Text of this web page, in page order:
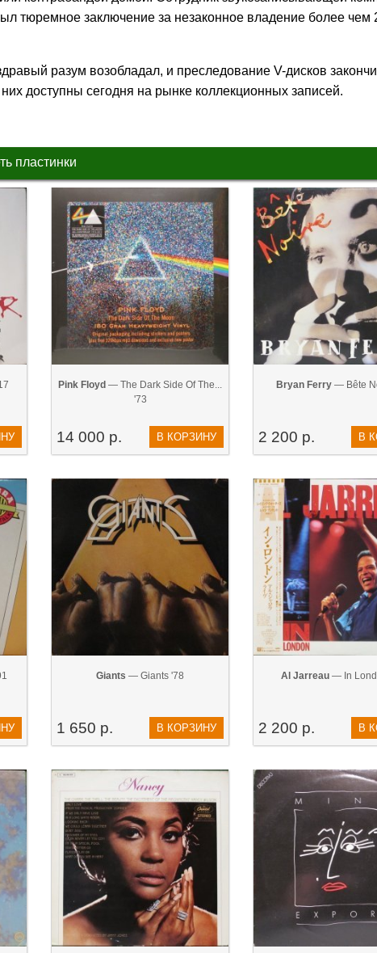
тюремное заключение за незаконное владение более чем
разум возобладал, и преследование V-дисков
них доступны сегодня на рынке коллекционных записей.
пластинки
Pink Floyd — The Dark Side Of The...
'73
14 000 р. В КОРЗИНУ
Bryan Ferry— Bête
2 200 р. В
Giants — Giants '78
1 650 р. В КОРЗИНУ
Al Jarreau— In
2 200 р. В